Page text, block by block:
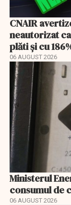
CNAIR
neautorizat
plăti și cu
06 AUGUST 2026
Ministerul
consumul de
06 AUGUST 2026